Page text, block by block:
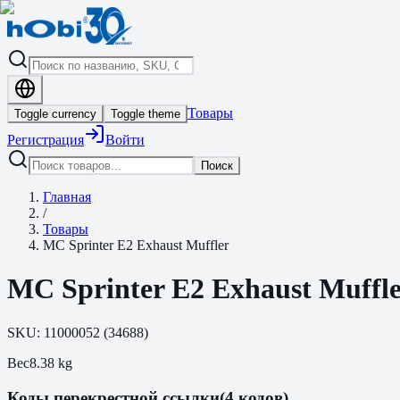
Toggle currency Toggle theme Товары
Регистрация
Войти
Поиск
Главная
/
Товары
MC Sprinter E2 Exhaust Muffler
MC Sprinter E2 Exhaust
SKU: 11000052 (34688)
Вес8.38 kg